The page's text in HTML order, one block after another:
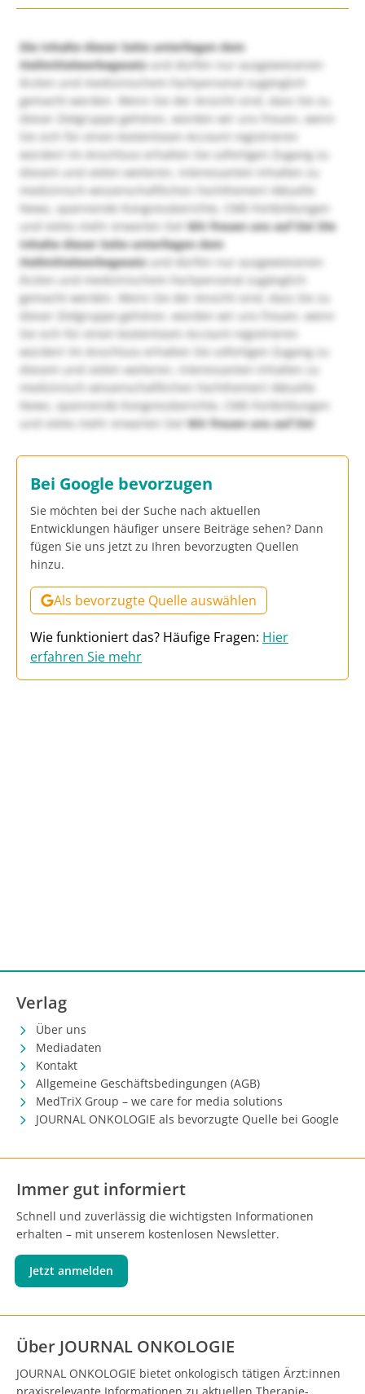
Die Inhalte dieser Seite unterliegen dem
Heilmittelwerbegesetzund dürfen nur ausgewiesenen
Ärzten und medizinischem Fachpersonal zugänglich
gemacht werden. Wenn Sie der Ansicht sind, dass Sie zu
dieser Zielgruppe gehören, würden wir uns freuen, wenn
Sie sich für einen kostenlosen Account registrieren
würden! Im Anschluss erhalten Sie sofortigen Zugang zu
diesem und vielen weiteren, interessanten Inhalten zu
medizinisch-wissenschaftlichen Fachthemen! Aktuelle
News, spannende Kongressberichte, CME-Fortbildungen
und vieles mehr erwarten Sie!Wir freuen uns auf Sie! Die
Inhalte dieser Seite unterliegen dem
Heilmittelwerbegesetzund dürfen nur ausgewiesenen
Ärzten und medizinischem Fachpersonal zugänglich
gemacht werden. Wenn Sie der Ansicht sind, dass Sie zu
dieser Zielgruppe gehören, würden wir uns freuen, wenn
Sie sich für einen kostenlosen Account registrieren
würden! Im Anschluss erhalten Sie sofortigen Zugang zu
diesem und vielen weiteren, interessanten Inhalten zu
medizinisch-wissenschaftlichen Fachthemen! Aktuelle
News, spannende Kongressberichte, CME-Fortbildungen
und vieles mehr erwarten Sie!Wir freuen uns auf Sie!
Bei Google bevorzugen
Sie möchten bei der Suche nach aktuellen
Entwicklungen häufiger unsere Beiträge sehen? Dann
fügen Sie uns jetzt zu Ihren bevorzugten Quellen
hinzu.
Als bevorzugte Quelle auswählen
Wie funktioniert das? Häufige Fragen: Hier
erfahren Sie mehr
Verlag
Über uns
Mediadaten
Kontakt
Allgemeine Geschäftsbedingungen (AGB)
MedTriX Group – we care for media solutions
JOURNAL ONKOLOGIE als bevorzugte Quelle bei Google
Immer gut informiert
Schnell und zuverlässig die wichtigsten Informationen
erhalten – mit unserem kostenlosen Newsletter.
Jetzt anmelden
Über JOURNAL ONKOLOGIE
JOURNAL ONKOLOGIE bietet onkologisch tätigen Ärzt:innen
praxisrelevante Informationen zu aktuellen Therapie-